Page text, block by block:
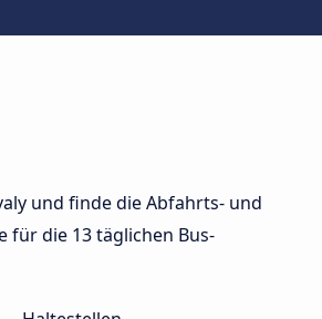
und finde die Abfahrts- und
für die 13 täglichen Bus-